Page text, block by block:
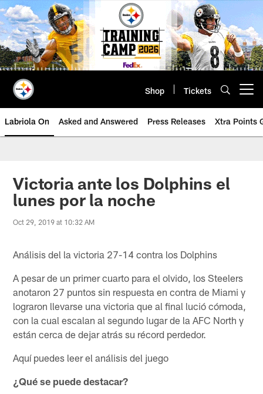
Skip
to
main
content
Shop Tickets
Labriola On Asked and Answered Press Releases Xtra Points
Victoria ante los Dolphins el
lunes por la noche
Oct 29, 2019 at 10:32 AM
Análisis del la victoria 27-14 contra los Dolphins
A pesar de un primer cuarto para el olvido, los Steelers
anotaron 27 puntos sin respuesta en contra de Miami y
lograron llevarse una victoria que al final lució cómoda,
con la cual escalan al segundo lugar de la AFC North y
están cerca de dejar atrás su récord perdedor.
Aquí puedes leer el análisis del juego
¿Qué se puede destacar?